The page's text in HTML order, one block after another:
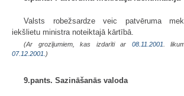
Valsts robežsardze veic patvēruma
iekšlietu ministra noteiktajā kārtībā.
(Ar grozījumiem, kas izdarīti ar 08.11.2001 .
07.12.2001. )
9.pants. Sazināšanās valoda